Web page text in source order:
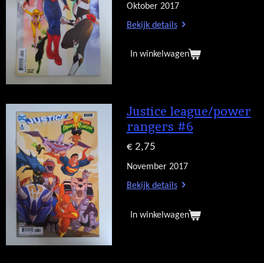
Oktober 2017
Bekijk details
In winkelwagen
Justice league/power
rangers #6
€ 2,75
November 2017
Bekijk details
In winkelwagen